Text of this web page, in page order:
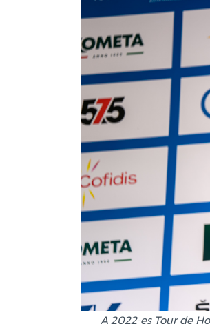
A 2022-es Tour de